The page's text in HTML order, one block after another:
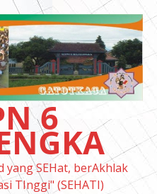
6
yang SEHat, berAkhlak
TInggi" (SEHATI)